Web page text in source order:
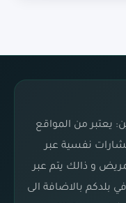
يعتبر من المواقع
نفسية عبر
و ذالك يتم عبر
بلدكم بالاضافة الى